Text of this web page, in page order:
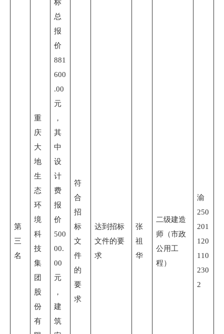
第
三
名
重
庆
大
地
生
态
环
境
科
技
集
团
股
份
有
标
总
报
价
881
600
.00
元
，
其
中
设
计
费
报
价
500
00.
00
元
，
建
筑
符
合
招
标
文
件
的
要
求
达到招标
文件的要
求
张
祖
华
二级建造
师（市政
公用工
程）
渝
250
201
120
110
230
2